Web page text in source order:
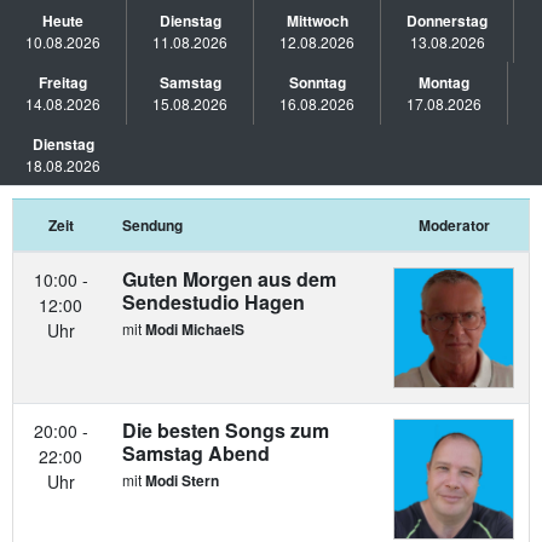
Heute
10.08.2026
Dienstag
11.08.2026
Mittwoch
12.08.2026
Donnerstag
13.08.2026
Freitag
14.08.2026
Samstag
15.08.2026
Sonntag
16.08.2026
Montag
17.08.2026
Dienstag
18.08.2026
Zeit Sendung Moderator
10:00 -
12:00
Uhr
Guten Morgen aus dem
Sendestudio Hagen
mitModi MichaelS
20:00 -
22:00
Uhr
Die besten Songs zum
Samstag Abend
mitModi Stern